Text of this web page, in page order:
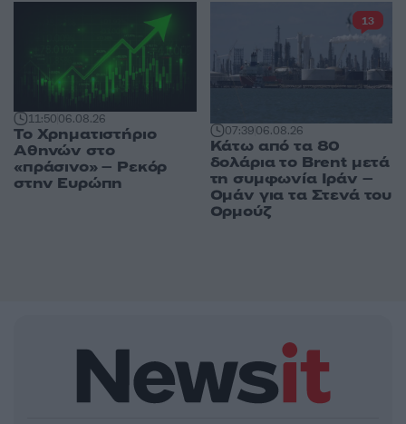
11:5006.08.26
Το Χρηματιστήριο
Αθηνών στο
«πράσινο» – Ρεκόρ
στην Ευρώπη
07:3906.08.26
Κάτω από τα 80
δολάρια το Brent μετά
τη συμφωνία Ιράν –
Ομάν για τα Στενά του
Ορμούζ
13